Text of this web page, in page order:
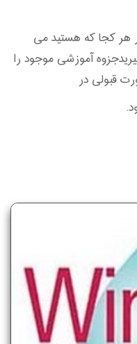
هر کجا که هستید می
آموزشی موجود را
قبولی در